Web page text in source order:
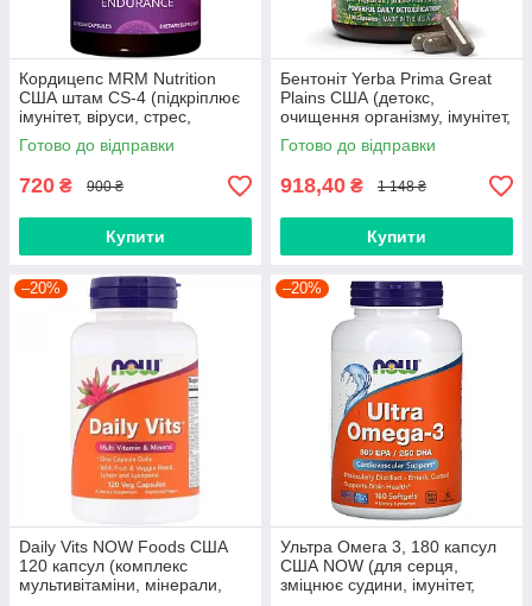
Кордицепс MRM Nutrition
США штам CS-4 (підкріплює
імунітет, віруси, стрес,
атеросклероз, зміцнює
судини)
Готово до відправки
720 ₴ 900 ₴
Купити
Бентоніт Yerba Prima Great
Plains США (детокс,
очищення організму, імунітет,
віруси, анемія, дисбактеріоз,
прищі, алергія)
Готово до відправки
918,40 ₴ 1 148 ₴
Купити
–20%
Daily Vits NOW Foods США
120 капсул (комплекс
мультивітаміни, мінерали,
–20%
Ультра Омега 3, 180 капсул
США NOW (для серця,
зміцнює судини, імунітет,